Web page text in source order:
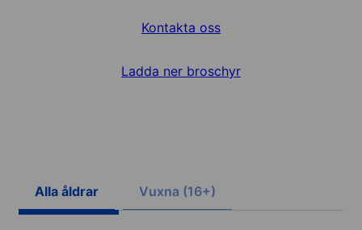
Kontakta oss
Ladda ner broschyr
Alla åldrar Vuxna (16+)